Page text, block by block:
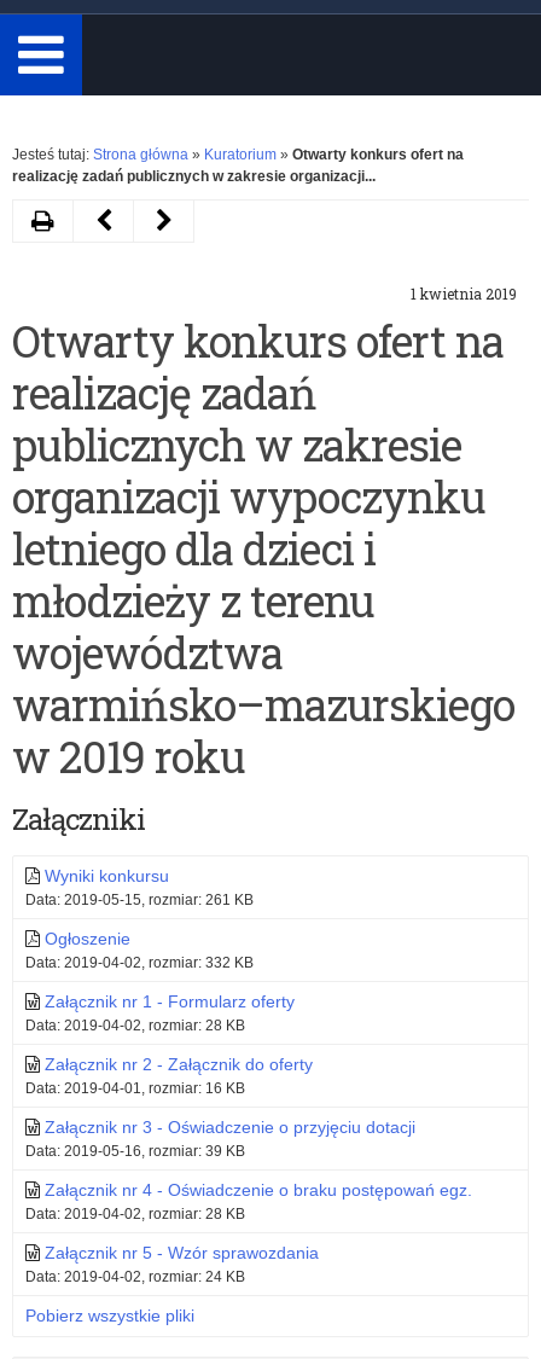
minimum
3
znaki.
Rozwiń
Jesteś tutaj: Strona główna » Kuratorium » Otwarty konkurs ofert na
realizację zadań publicznych w zakresie organizacji...
1 kwietnia 2019
Otwarty konkurs ofert na
realizację zadań
publicznych w zakresie
organizacji wypoczynku
letniego dla dzieci i
młodzieży z terenu
województwa
warmińsko–mazurskiego
w 2019 roku
Załączniki
Wyniki konkursu
Data: 2019-05-15, rozmiar: 261 KB
Ogłoszenie
Data: 2019-04-02, rozmiar: 332 KB
Załącznik nr 1 - Formularz oferty
Data: 2019-04-02, rozmiar: 28 KB
Załącznik nr 2 - Załącznik do oferty
Data: 2019-04-01, rozmiar: 16 KB
Załącznik nr 3 - Oświadczenie o przyjęciu dotacji
Data: 2019-05-16, rozmiar: 39 KB
Załącznik nr 4 - Oświadczenie o braku postępowań egz.
Data: 2019-04-02, rozmiar: 28 KB
Załącznik nr 5 - Wzór sprawozdania
Data: 2019-04-02, rozmiar: 24 KB
Pobierz wszystkie pliki
DrukujNastępny
konkursu
„Mój
zawód.
Moja
przyszłość
w
obiektywie”
Poprzedni
Mazurski
Kongres
Zawodowy
–
konferencja